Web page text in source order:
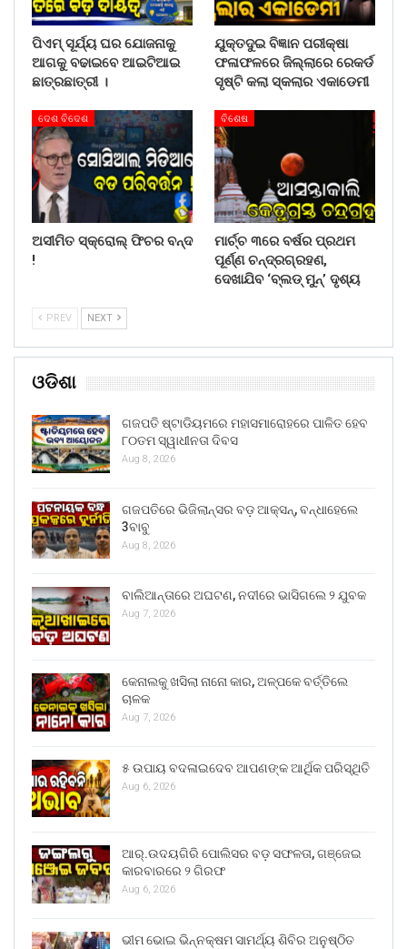
ପିଏମ୍ ସୂର୍ଯ୍ୟ ଘର ଯୋଜନାକୁ
ଆଗକୁ ବଢାଇବେ ଆଇଟିଆଇ
ଛାତ୍ରଛାତ୍ରୀ ।
ଯୁକ୍ତଦୁଇ ବିଜ୍ଞାନ ପରୀକ୍ଷା
ଫଳାଫଳରେ ଜିଲ୍ଲାରେ ରେକର୍ଡ
ସୃଷ୍ଟି କଲା ସ୍କଲାର ଏକାଡେମୀ
ଦେଶ ବିଦେଶ
ଅସୀମିତ ସ୍କ୍ରୋଲ୍ ଫିଚର ବନ୍ଦ
!
ବିଶେଷ
ମାର୍ଚ୍ଚ ୩ରେ ବର୍ଷର ପ୍ରଥମ
ପୂର୍ଣ୍ଣ ଚନ୍ଦ୍ରଗ୍ରହଣ,
ଦେଖାଯିବ ‘ବ୍ଲଡ୍ ମୁନ୍’ ଦୃଶ୍ୟ
PREV NEXT
ଓଡିଶା
ଗଜପତି ଷ୍ଟାଡିୟମରେ ମହାସମାରୋହରେ ପାଳିତ ହେବ
୮୦ତମ ସ୍ୱାଧୀନତା ଦିବସ
Aug 8, 2026
ଗଜପତିରେ ଭିଜିଲାନ୍ସର ବଡ଼ ଆକ୍ସନ୍, ବନ୍ଧାହେଲେ
3ବାବୁ
Aug 8, 2026
ବାଲିଆନ୍ତାରେ ଅଘଟଣ, ନଦୀରେ ଭାସିଗଲେ ୨ ଯୁବକ
Aug 7, 2026
କେନାଲକୁ ଖସିଲା ନାନୋ କାର, ଅଳ୍ପକେ ବର୍ତ୍ତିଲେ
ଚାଳକ
Aug 7, 2026
୫ ଉପାୟ ବଦଳାଇଦେବ ଆପଣଙ୍କ ଆର୍ଥିକ ପରିସ୍ଥିତି
Aug 6, 2026
ଆର୍.ଉଦୟଗିରି ପୋଲିସର ବଡ଼ ସଫଳତା, ଗଞ୍ଜେଇ
କାରବାରରେ ୨ ଗିରଫ
Aug 6, 2026
ଭୀମ ଭୋଇ ଭିନ୍ନକ୍ଷମ ସାମର୍ଥ୍ୟ ଶିବିର ଅନୁଷ୍ଠିତ